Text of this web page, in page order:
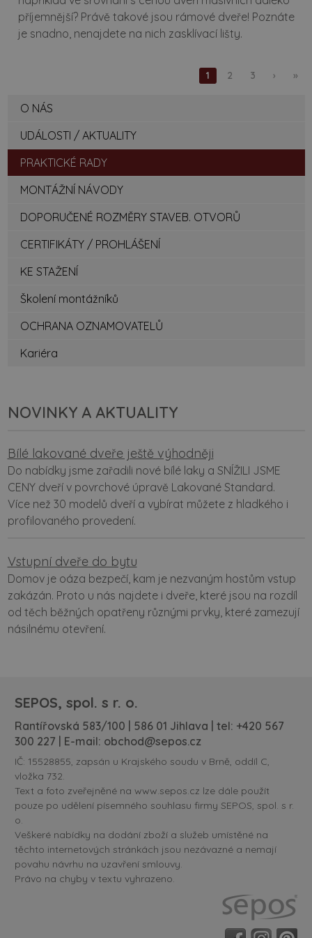
příjemnější? Právě takové jsou rámové dveře! Poznáte
je snadno, nenajdete na nich zasklívací lišty.
1 2 3 › »
O NÁS
UDÁLOSTI / AKTUALITY
PRAKTICKÉ RADY
MONTÁŽNÍ NÁVODY
DOPORUČENÉ ROZMĚRY STAVEB. OTVORŮ
CERTIFIKÁTY / PROHLÁŠENÍ
KE STAŽENÍ
Školení montážníků
OCHRANA OZNAMOVATELŮ
Kariéra
NOVINKY A AKTUALITY
Bílé lakované dveře ještě výhodněji
Do nabídky jsme zařadili nové bílé laky a SNÍŽILI JSME
CENY dveří v povrchové úpravě Lakované Standard.
Více než 30 modelů dveří a vybírat můžete z hladkého i
profilovaného provedení.
Vstupní dveře do bytu
Domov je oáza bezpečí, kam je nezvaným hostům vstup
zakázán. Proto u nás najdete i dveře, které jsou na rozdíl
od těch běžných opatřeny různými prvky, které zamezují
násilnému otevření.
SEPOS, spol. s r. o.
Rantířovská 583/100 | 586 01 Jihlava | tel: +420 567
300 227 | E-mail: obchod@sepos.cz
IČ: 15528855, zapsán u Krajského soudu v Brně, oddíl C,
vložka 732.
Text a foto zveřejněné na www.sepos.cz lze dále použít
pouze po udělení písemného souhlasu firmy SEPOS, spol. s r.
o.
Veškeré nabídky na dodání zboží a služeb umístěné na
těchto internetových stránkách jsou nezávazné a nemají
povahu návrhu na uzavření smlouvy.
Právo na chyby v textu vyhrazeno.